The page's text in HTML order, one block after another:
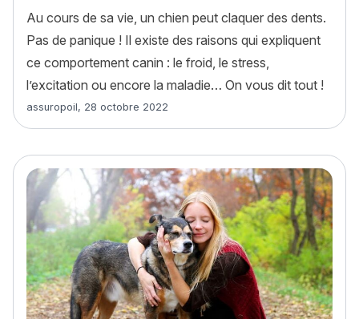
Au cours de sa vie, un chien peut claquer des dents.
Pas de panique ! Il existe des raisons qui expliquent
ce comportement canin : le froid, le stress,
l’excitation ou encore la maladie… On vous dit tout !
Article rédigé par
assuropoil, 28 octobre 2022